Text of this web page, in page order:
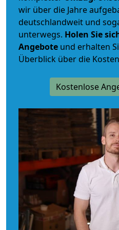
wir über die Jahre
deutschlandweit und
unterwegs. Holen Sie
Angebote und erhalten
Überblick über die
Kostenlose